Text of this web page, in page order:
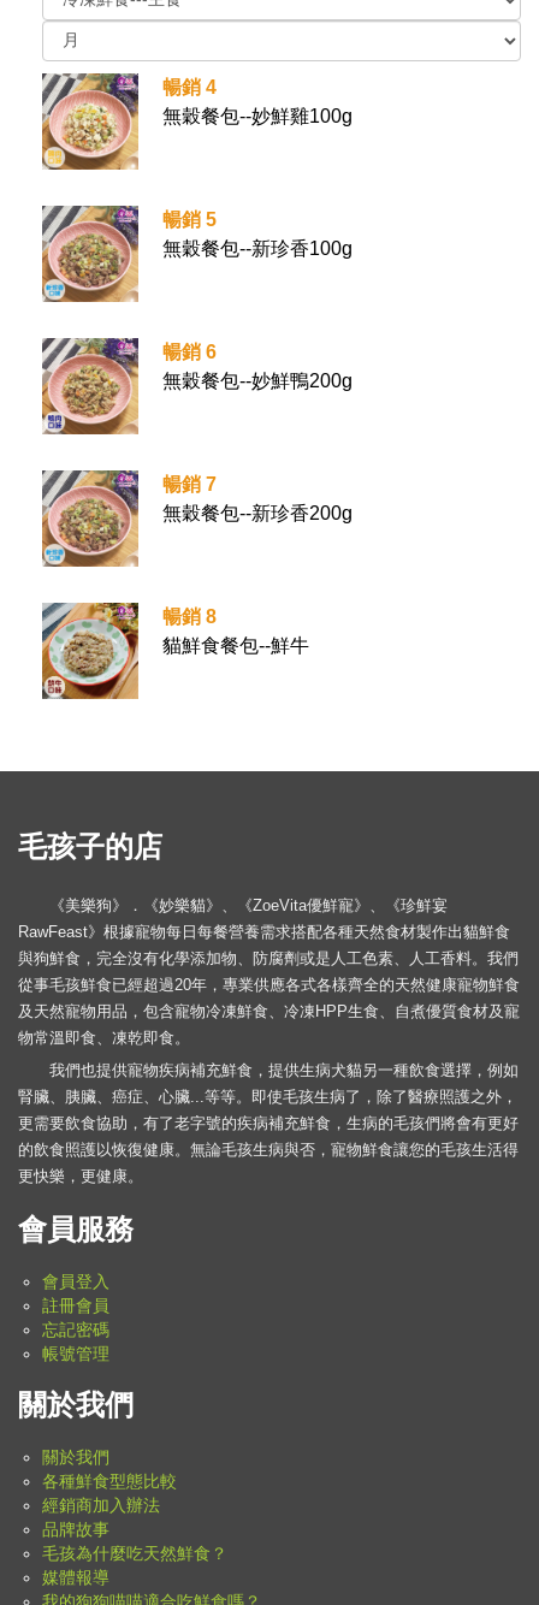
暢銷 4
無穀餐包--妙鮮雞100g
暢銷 5
無穀餐包--新珍香100g
暢銷 6
無穀餐包--妙鮮鴨200g
暢銷 7
無穀餐包--新珍香200g
暢銷 8
貓鮮食餐包--鮮牛
毛孩子的店
《美樂狗》．《妙樂貓》、《ZoeVita優鮮寵》、《珍鮮宴
RawFeast》根據寵物每日每餐營養需求搭配各種天然食材製作出貓鮮食
與狗鮮食，完全沒有化學添加物、防腐劑或是人工色素、人工香料。我們
從事毛孩鮮食已經超過20年，專業供應各式各樣齊全的天然健康寵物鮮食
及天然寵物用品，包含寵物冷凍鮮食、冷凍HPP生食、自煮優質食材及寵
物常溫即食、凍乾即食。
我們也提供寵物疾病補充鮮食，提供生病犬貓另一種飲食選擇，例如
腎臟、胰臟、癌症、心臟...等等。即使毛孩生病了，除了醫療照護之外，
更需要飲食協助，有了老字號的疾病補充鮮食，生病的毛孩們將會有更好
的飲食照護以恢復健康。無論毛孩生病與否，寵物鮮食讓您的毛孩生活得
更快樂，更健康。
會員服務
會員登入
註冊會員
忘記密碼
帳號管理
關於我們
關於我們
各種鮮食型態比較
經銷商加入辦法
品牌故事
毛孩為什麼吃天然鮮食？
媒體報導